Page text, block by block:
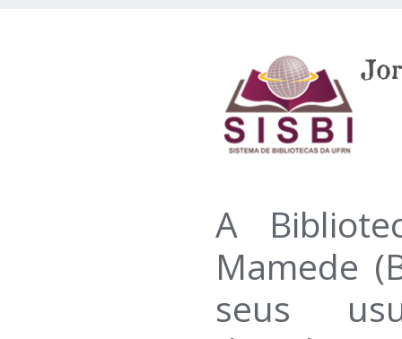
A
Mamede
seus